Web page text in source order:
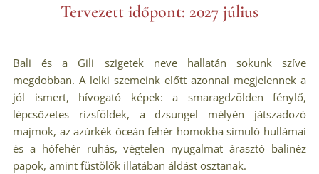
Tervezett időpont: 2027 július
Bali és a Gili szigetek neve hallatán sokunk szíve
megdobban. A lelki szemeink előtt azonnal megjelennek a
jól ismert, hívogató képek: a smaragdzölden fénylő,
lépcsőzetes rizsföldek, a dzsungel mélyén játszadozó
majmok, az azúrkék óceán fehér homokba simuló hullámai
és a hófehér ruhás, végtelen nyugalmat árasztó balinéz
papok, amint füstölők illatában áldást osztanak.